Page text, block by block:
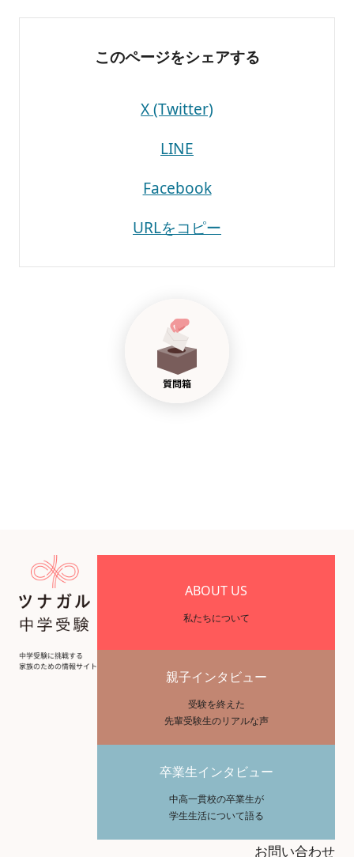
このページをシェアする
X (Twitter)
LINE
Facebook
URLをコピー
ABOUT US
私たちについて
親子インタビュー
受験を終えた
先輩受験生のリアルな声
卒業生インタビュー
中高一貫校の卒業生が
学生生活について語る
お問い合わせ